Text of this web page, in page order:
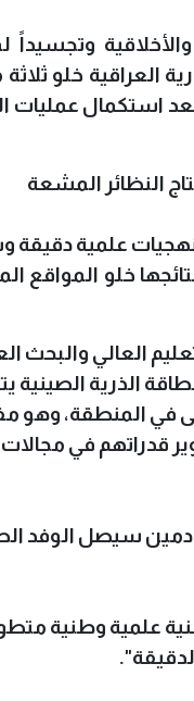
وتجسيداً
العراقية خلو
استكمال عمليات
النظائر المشعة
علمية دقيقة
خلو المواقع
العالي والبحث
الذرية الصينية
في المنطقة، وهو
قدراتهم في مجالات
سيصل الوفد
علمية وطنية